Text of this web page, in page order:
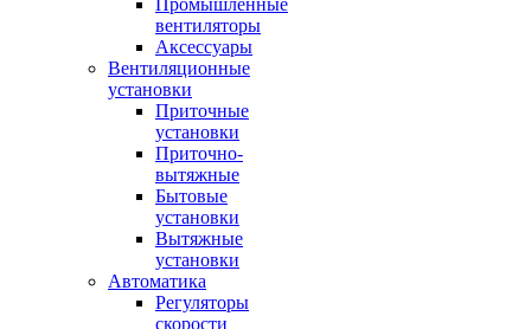
Промышленные
вентиляторы
Аксессуары
Вентиляционные
установки
Приточные
установки
Приточно-
вытяжные
Бытовые
установки
Вытяжные
установки
Автоматика
Регуляторы
скорости